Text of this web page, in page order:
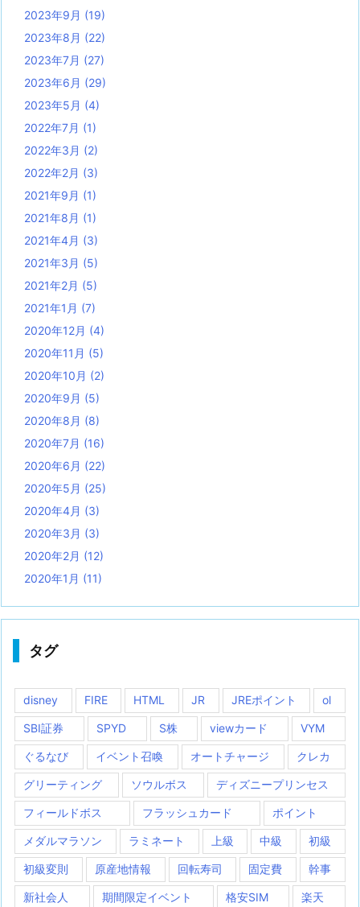
2023年9月 (19)
2023年8月 (22)
2023年7月 (27)
2023年6月 (29)
2023年5月 (4)
2022年7月 (1)
2022年3月 (2)
2022年2月 (3)
2021年9月 (1)
2021年8月 (1)
2021年4月 (3)
2021年3月 (5)
2021年2月 (5)
2021年1月 (7)
2020年12月 (4)
2020年11月 (5)
2020年10月 (2)
2020年9月 (5)
2020年8月 (8)
2020年7月 (16)
2020年6月 (22)
2020年5月 (25)
2020年4月 (3)
2020年3月 (3)
2020年2月 (12)
2020年1月 (11)
タグ
disney FIRE HTML JR JREポイント ol
SBI証券 SPYD S株 viewカード VYM
ぐるなび イベント召喚 オートチャージ クレカ
グリーティング ソウルボス ディズニープリンセス
フィールドボス フラッシュカード ポイント
メダルマラソン ラミネート 上級 中級 初級
初級変則 原産地情報 回転寿司 固定費 幹事
新社会人 期間限定イベント 格安SIM 楽天